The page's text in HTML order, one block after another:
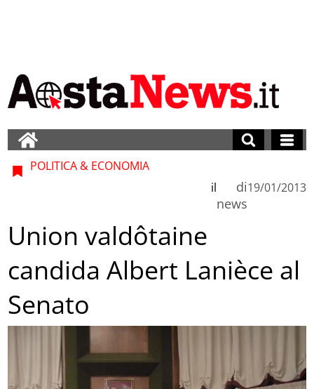
POLITICA & ECONOMIA
di
news
il 19/01/2013
Union valdôtaine
candida Albert Lanièce al
Senato